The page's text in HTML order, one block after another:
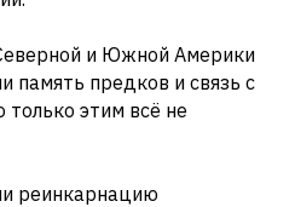
и Южной Америки
память предков и связь с
этим всё не
реинкарнацию